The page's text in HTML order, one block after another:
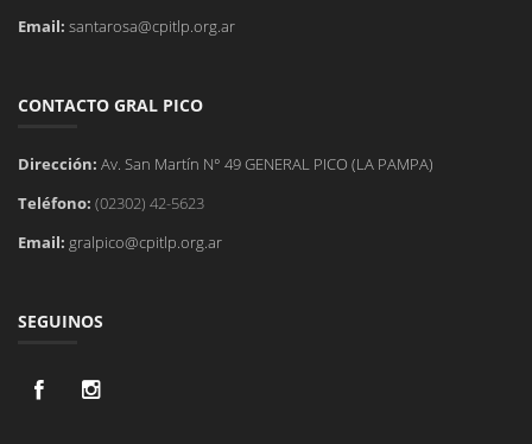
Email: santarosa@cpitlp.org.ar
CONTACTO GRAL PICO
Dirección: Av. San Martín N° 49 GENERAL PICO (LA PAMPA)
Teléfono: (02302) 42-5623
Email: gralpico@cpitlp.org.ar
SEGUINOS